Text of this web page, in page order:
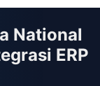
National
ERP